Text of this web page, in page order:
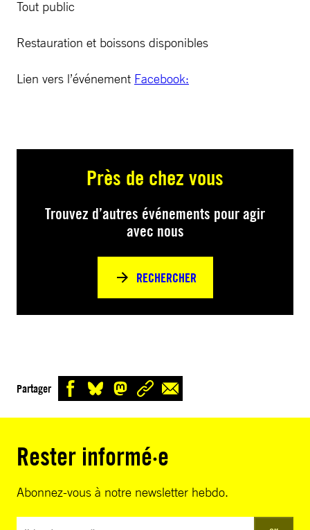
Tout public
Restauration et boissons disponibles
Lien vers l’événement Facebook:
Près de chez vous
Trouvez d’autres événements pour agir
avec nous
RECHERCHER
Partager
Rester informé·e
Abonnez-vous à notre newsletter hebdo.